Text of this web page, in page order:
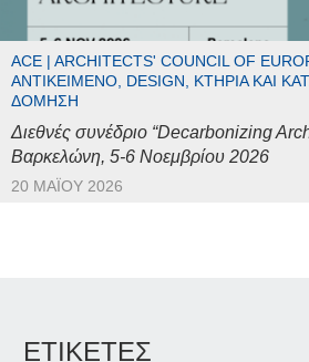
ACE | ARCHITECTS' COUNCIL OF
ΑΝΤΙΚΕΊΜΕΝΟ, DESIGN, ΚΤΉΡΙΑ ΚΑΙ
ΔΌΜΗΣΗ
Διεθνές συνέδριο “Decarbonizing
Βαρκελώνη, 5-6 Νοεμβρίου 2026
20 ΜΑΪ́ΟΥ 2026
ΕΤΙΚΕΤΕΣ